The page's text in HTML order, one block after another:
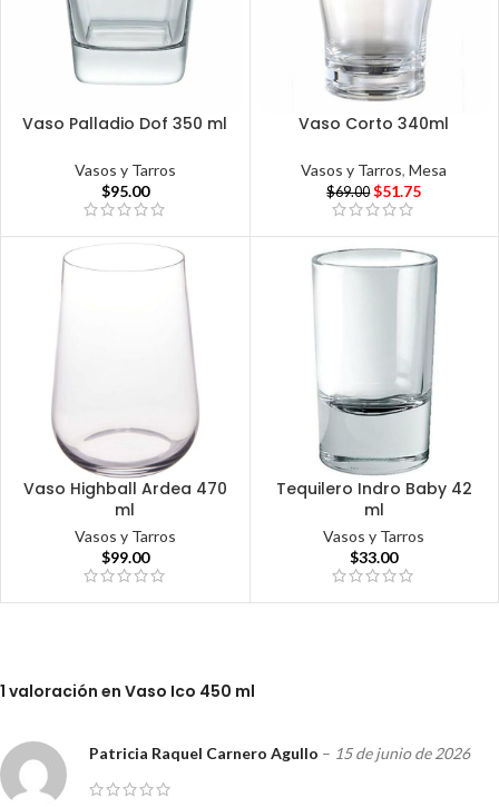
Vaso Palladio Dof 350 ml
Vasos y Tarros
$95.00
Vaso Corto 340ml
Vasos y Tarros,Mesa
$69.00 $51.75
Vaso Highball Ardea 470
ml
Vasos y Tarros
$99.00
Tequilero Indro Baby 42
ml
Vasos y Tarros
$33.00
1 valoración en Vaso Ico 450 ml
Patricia Raquel Carnero Agullo – 15 de junio de 2026